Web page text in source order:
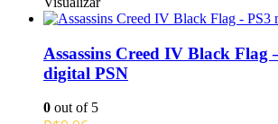
Assassins Creed IV Black Flag
digital PSN
0 out of 5